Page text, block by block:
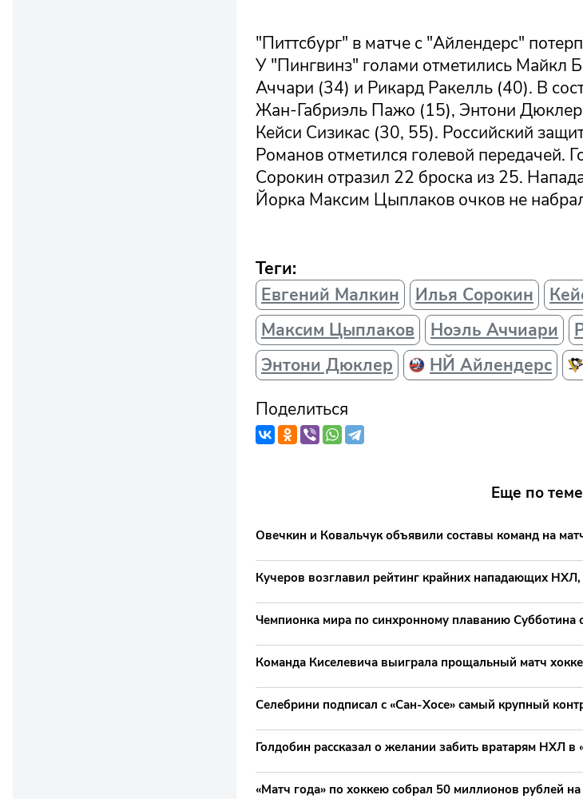
"Питтсбург" в матче с "Айлендерс"
У "Пингвинз" голами отметились Майкл
Аччари (34) и Рикард Ракелль (40). В
Жан-Габриэль Пажо (15), Энтони
Кейси Сизикас (30, 55). Российский
Романов отметился голевой передачей.
Сорокин отразил 22 броска из 25.
Йорка Максим Цыплаков очков не
Теги:
Евгений Малкин
Илья Сорокин
Максим Цыплаков
Ноэль Аччиари
Энтони Дюклер
НЙ Айлендерс
Поделиться
Еще по теме
Овечкин и Ковальчук объявили составы команд на
Кучеров возглавил рейтинг крайних нападающих НХЛ,
Чемпионка мира по синхронному плаванию Субботина
Команда Киселевича выиграла прощальный матч
Селебрини подписал с «Сан-Хосе» самый крупный
Голдобин рассказал о желании забить вратарям НХЛ в
«Матч года» по хоккею собрал 50 миллионов рублей на